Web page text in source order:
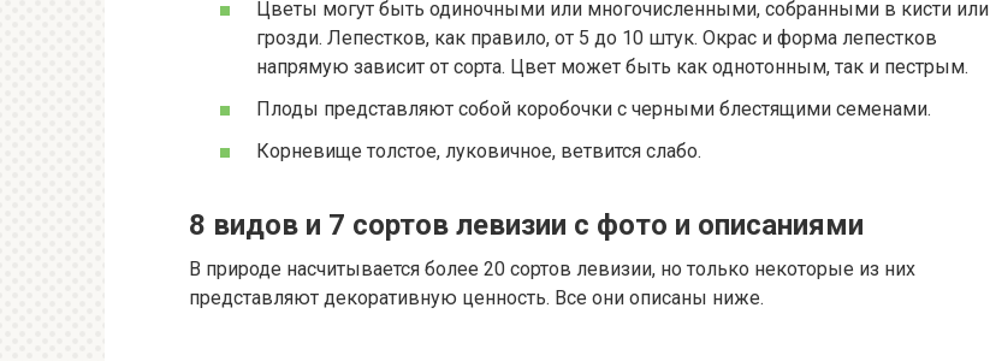
Цветы могут быть одиночными или многочисленными, собранными в кисти или
грозди. Лепестков, как правило, от 5 до 10 штук. Окрас и форма лепестков
напрямую зависит от сорта. Цвет может быть как однотонным, так и пестрым.
Плоды представляют собой коробочки с черными блестящими семенами.
Корневище толстое, луковичное, ветвится слабо.
8 видов и 7 сортов левизии с фото и описаниями
В природе насчитывается более 20 сортов левизии, но только некоторые из них
представляют декоративную ценность. Все они описаны ниже.